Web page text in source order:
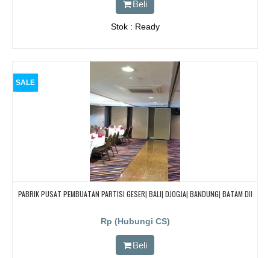
Beli
Stok : Ready
SALE
PABRIK PUSAT PEMBUATAN PARTISI GESER| BALI| DJOGJA| BANDUNG| BATAM Dll
Rp (Hubungi CS)
Beli